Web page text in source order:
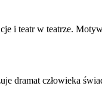
i teatr w teatrze.
dramat człowieka